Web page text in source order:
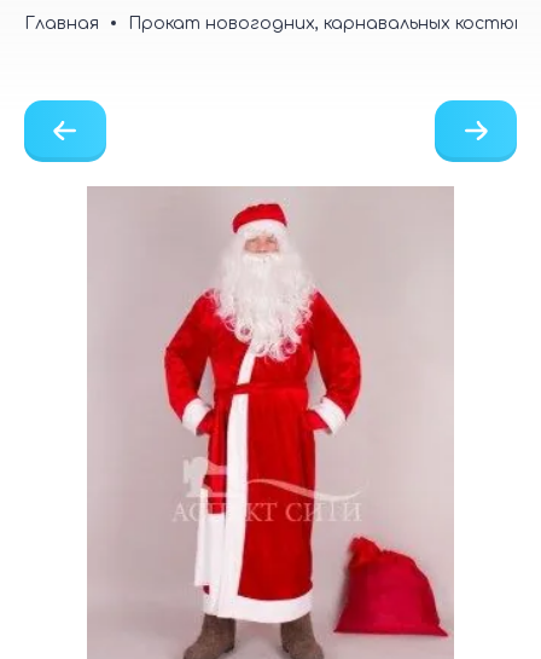
Главная Прокат новогодних, карнавальных